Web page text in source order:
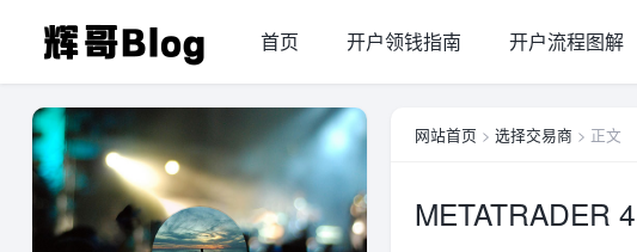
首页 开户领钱指南 开户流程图解
网站首页 > 选择交易商 > 正文
METATRADER